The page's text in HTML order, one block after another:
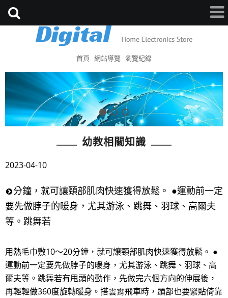
首頁 網站導覽 瀏覽紀錄
幼教相關知識
2023-04-10
分鐘，就可讓頸部肌肉快速獲得放鬆。 ●運動前一定
要先做脖子的暖身，尤其游泳、跳舞、羽球、高爾夫
等。跳舞若
用熱毛巾敷10～20分鐘，就可讓頸部肌肉快速獲得放鬆。 ●
運動前一定要先做脖子的暖身，尤其游泳、跳舞、羽球、高
爾夫等。跳舞若有甩頭的動作，先做完六個方向的伸展後，
再輕輕做360度旋轉暖身。搭雲霄飛車時，頭部也要緊貼倚靠